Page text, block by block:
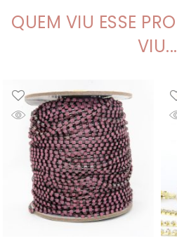
QUEM VIU ESSE
VIU...